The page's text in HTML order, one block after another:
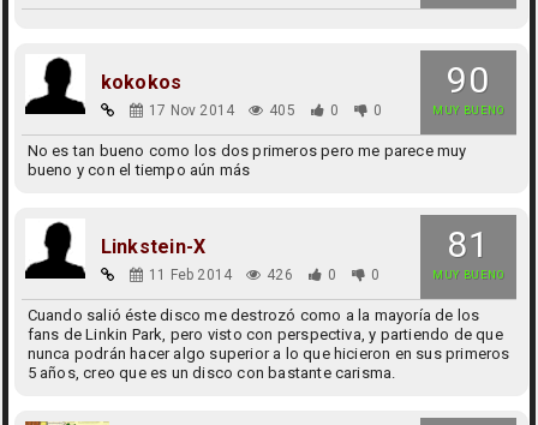
90
MUY BUENO
kokokos
17 Nov 2014 405 0 0
No es tan bueno como los dos primeros pero me parece muy
bueno y con el tiempo aún más
81
MUY BUENO
Linkstein-X
11 Feb 2014 426 0 0
Cuando salió éste disco me destrozó como a la mayoría de los
fans de Linkin Park, pero visto con perspectiva, y partiendo de que
nunca podrán hacer algo superior a lo que hicieron en sus primeros
5 años, creo que es un disco con bastante carisma.